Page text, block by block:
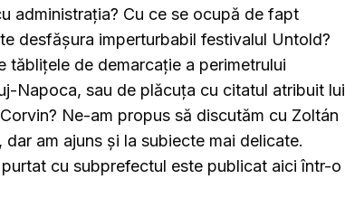
administrația? Cu ce se ocupă de fapt
desfășura imperturbabil festivalul Untold?
tăblițele de demarcaţie a perimetrului
Napoca, sau de plăcuța cu citatul atribuit lui
Ne-am propus să discutăm cu Zoltán
am ajuns și la subiecte mai delicate.
cu subprefectul este publicat aici într-o